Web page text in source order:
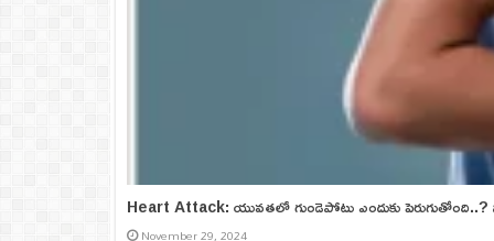
Heart Attack: యువతలో గుండెపోటు ఎందుకు
November 29, 2024